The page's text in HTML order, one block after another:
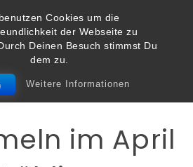
Cookies um die
der Webseite zu
Deinen Besuch stimmst Du
dem zu.
Weitere Informationen
Toggle
navigation
im April